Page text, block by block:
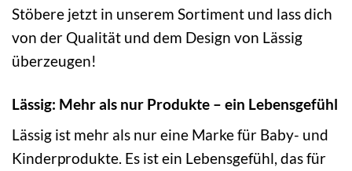
Stöbere jetzt in unserem Sortiment und lass dich
von der Qualität und dem Design von Lässig
überzeugen!
Lässig: Mehr als nur Produkte – ein Lebensgefühl
Lässig ist mehr als nur eine Marke für Baby- und
Kinderprodukte. Es ist ein Lebensgefühl, das für